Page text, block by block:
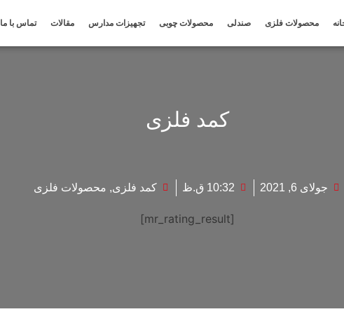
محصولات فلزی صندلی محصولات چوبی تجهیزات مدارس مقالات تماس با ما
کمد فلزی
جولای 6, 2021 10:32 ق.ظ کمد فلزی, محصولات فلزی
[mr_rating_result]